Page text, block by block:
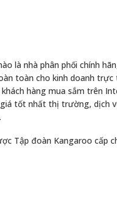
là nhà phân phối chính
toàn cho kinh doanh
hàng mua sắm trên
tốt nhất thị trường, dịch
Tập đoàn Kangaroo cấp